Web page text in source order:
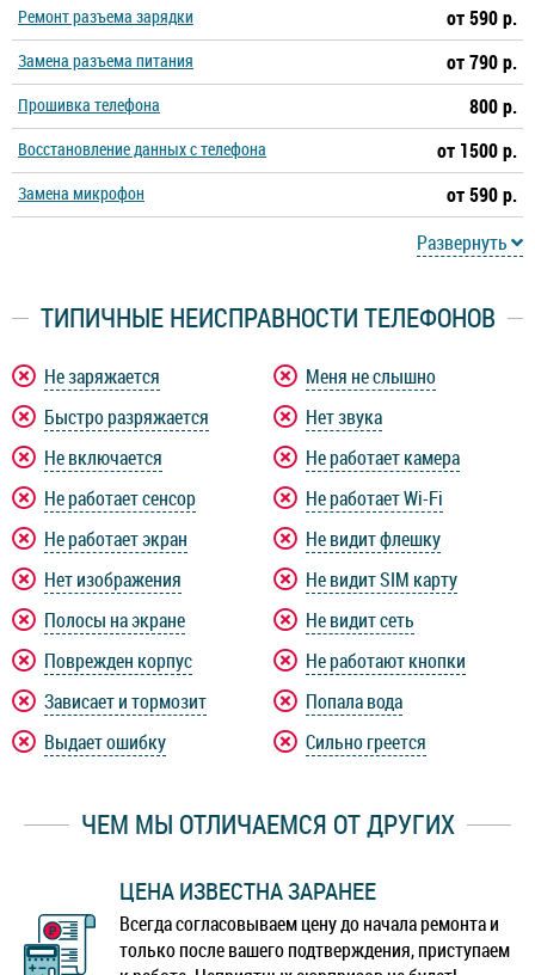
Ремонт разъема зарядки от 590 р.
Замена разъема питания от 790 р.
Прошивка телефона 800 р.
Восстановление данных с телефона от 1500 р.
Замена микрофон
от 590 р.
Развернуть
ТИПИЧНЫЕ НЕИСПРАВНОСТИ ТЕЛЕФОНОВ
Не заряжается
Быстро разряжается
Не включается
Не работает сенсор
Не работает экран
Нет изображения
Полосы на экране
Поврежден корпус
Зависает и тормозит
Выдает ошибку
Меня не слышно
Нет звука
Не работает камера
Не работает Wi-Fi
Не видит флешку
Не видит SIM карту
Не видит сеть
Не работают кнопки
Попала вода
Сильно греется
ЧЕМ МЫ ОТЛИЧАЕМСЯ ОТ ДРУГИХ
ЦЕНА ИЗВЕСТНА ЗАРАНЕЕ
Всегда согласовываем цену до начала ремонта и
только после вашего подтверждения, приступаем